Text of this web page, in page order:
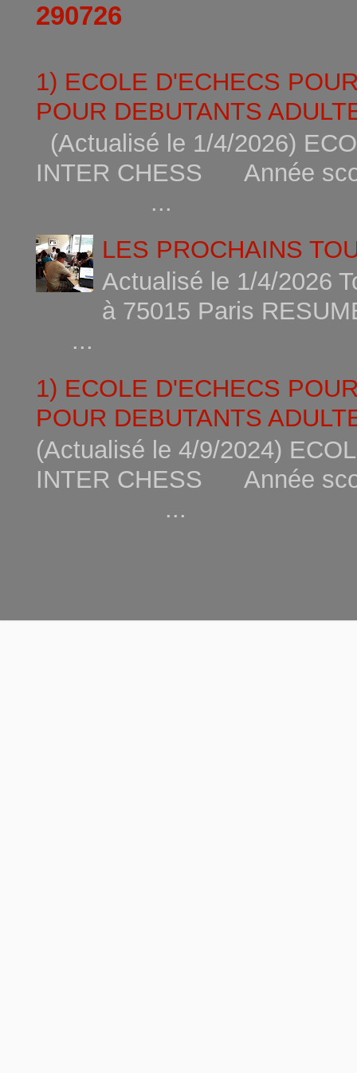
290726
1) ECOLE D'ECHECS
POUR DEBUTANTS
(Actualisé le 1/4/2026)
INTER CHESS Année
...
LES PROCHAINS
Actualisé le 1/4/2026
à 75015
...
1) ECOLE D'ECHECS
POUR DEBUTANTS
(Actualisé le 4/9/2024)
INTER CHESS Année
...